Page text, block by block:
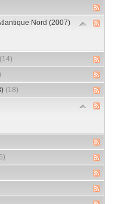
Nord (2007)
(14)
(18)